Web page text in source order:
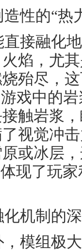
性的“热
直接融化
焰，尤
殆尽，
戏中的
触岩浆
视觉冲
或冰层
现了玩
机制的
模组极